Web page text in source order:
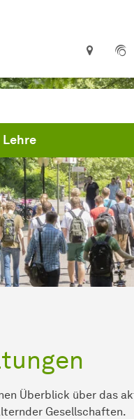
Lehre
Überblick über das
Gesellschaften.